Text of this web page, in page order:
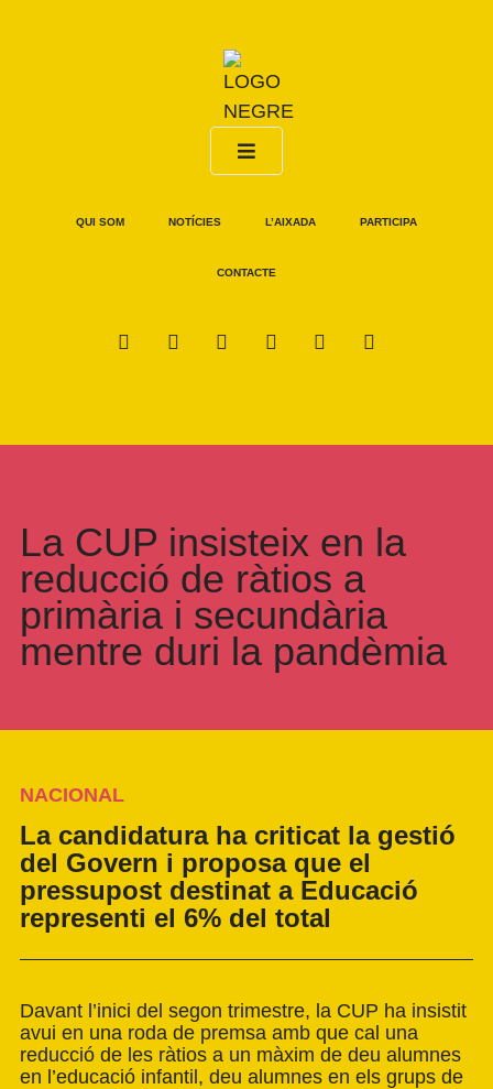
QUI SOM NOTÍCIES L’AIXADA PARTICIPA
CONTACTE
La CUP insisteix en la
reducció de ràtios a
primària i secundària
mentre duri la pandèmia
NACIONAL
La candidatura ha criticat la gestió
del Govern i proposa que el
pressupost destinat a Educació
representi el 6% del total
Davant l’inici del segon trimestre, la CUP ha insistit
avui en una roda de premsa amb que cal una
reducció de les ràtios a un màxim de deu alumnes
en l’educació infantil, deu alumnes en els grups de